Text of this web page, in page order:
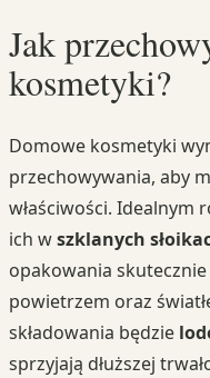
Jak
kosmetyki?
Domowe kosmetyki
przechowywania, aby
właściwości. Idealnym
ich wszklanych
opakowania
powietrzem oraz
składowania będzie
sprzyjają dłuższej